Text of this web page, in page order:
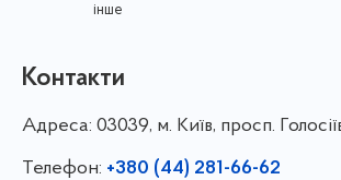
інше
Контакти
Адреса: 03039, м. Київ, просп.
Телефон: +380 (44) 281-66-62